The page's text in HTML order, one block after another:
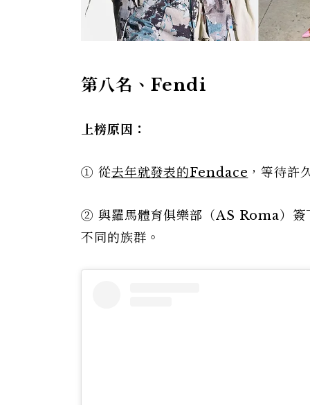
第八名、Fendi
上榜原因：
① 從去年就發表的Fendace ，等待許
② 與羅馬體育俱樂部（AS Roma）
不同的族群。